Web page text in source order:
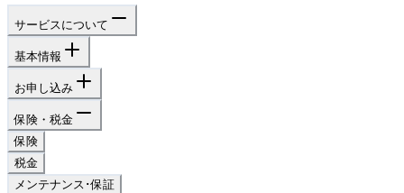
サービスについて
基本情報
お申し込み
保険・税金
保険
税金
メンテナンス･保証